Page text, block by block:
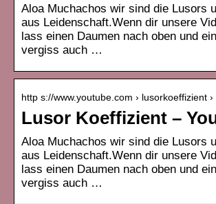
Aloa Muchachos wir sind die Lusors
aus Leidenschaft.Wenn dir unsere
lass einen Daumen nach oben und
vergiss auch …
http s://www.youtube.com › lusorkoeffizient
Lusor Koeffizient –
Aloa Muchachos wir sind die Lusors
aus Leidenschaft.Wenn dir unsere
lass einen Daumen nach oben und
vergiss auch …